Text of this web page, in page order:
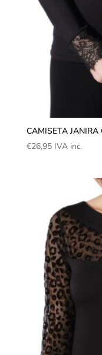
CAMISETA
€26,95 IVA inc.